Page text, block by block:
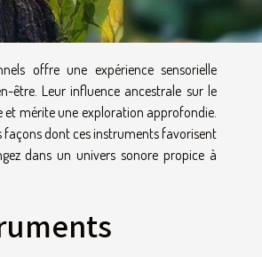
offre une expérience sensorielle
être. Leur influence ancestrale sur le
et mérite une exploration approfondie.
façons dont ces instruments favorisent
dans un univers sonore propice à